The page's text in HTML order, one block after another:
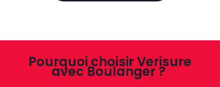
Pourquoi choisir Verisure
avec Boulanger ?